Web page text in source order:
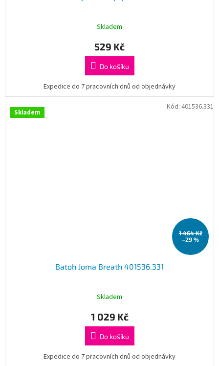
Skladem
529 Kč
Do košíku
Expedice do 7 pracovních dnů od objednávky
Skladem
1 464 Kč
–29 %
Batoh Joma Breath 401536.331
Skladem
1 029 Kč
Do košíku
Expedice do 7 pracovních dnů od objednávky
Kód: 401536.331